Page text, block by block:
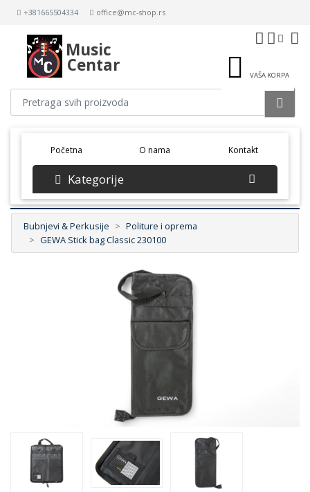
+381665504334 office@mc-shop.rs
Music
Centar VAŠA KORPA
Početna(current) O nama Kontakt
Kategorije
Bubnjevi & Perkusije
Politure i oprema
GEWA Stick bag Classic 230100